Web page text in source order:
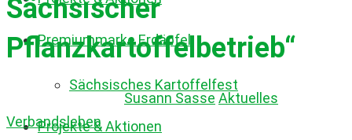
Sächsisches Kartoffelfest
Premiummarke Erdäpfel
Projekte & Aktionen
Sächsischer
Pflanzkartoffelbetrieb“
Susann Sasse Aktuelles
Verbandsleben